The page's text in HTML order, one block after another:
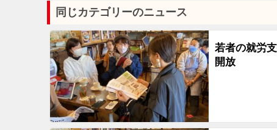
同じカテゴリーのニュース
若者の就労
開放